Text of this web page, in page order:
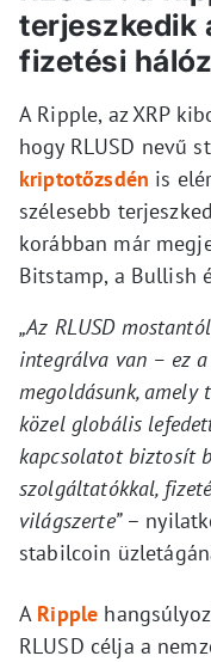
terjeszkedik
fizetési
A Ripple, az XRP
hogy RLUSD nevű
kriptotőzsdén is
szélesebb
korábban már
Bitstamp, a Bullish
„Az RLUSD
integrálva van – ez
megoldásunk,
közel globális
kapcsolatot biztosít
szolgáltatókkal,
világszerte”–
stabilcoin
A Ripple
RLUSD célja a